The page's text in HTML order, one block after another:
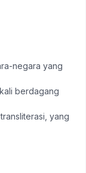
negara yang
berdagang
yang